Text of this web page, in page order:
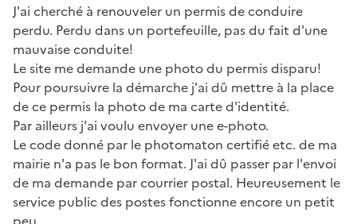
J'ai cherché à renouveler un permis de conduire
perdu. Perdu dans un portefeuille, pas du fait d'une
mauvaise conduite!
Le site me demande une photo du permis disparu!
Pour poursuivre la démarche j'ai dû mettre à la place
de ce permis la photo de ma carte d'identité.
Par ailleurs j'ai voulu envoyer une e-photo.
Le code donné par le photomaton certifié etc. de ma
mairie n'a pas le bon format. J'ai dû passer par l'envoi
de ma demande par courrier postal. Heureusement le
service public des postes fonctionne encore un petit